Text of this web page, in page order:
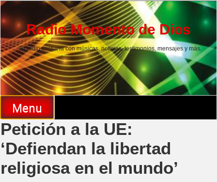
Skip
to
contentRadio Momento de Dios
Tu radio cristiana con músicas, noticias, testimonios, mensajes y más.
Menu
Petición a la UE:
‘Defiendan la libertad
religiosa en el mundo’